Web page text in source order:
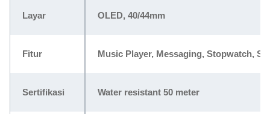
Layar OLED, 40/44mm
Fitur Music Player, Messaging, Stopwatch,
Sertifikasi Water resistant 50 meter